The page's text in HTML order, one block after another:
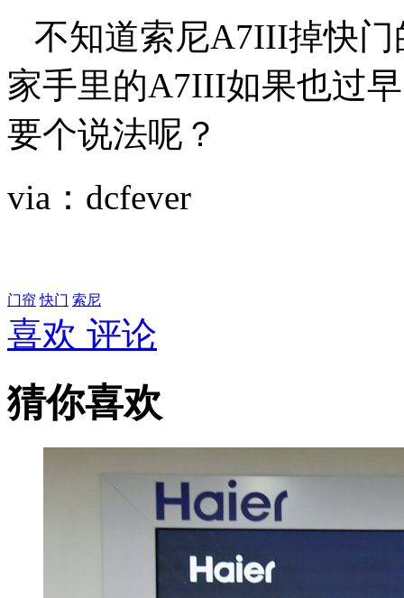
不知道索尼A7III掉快门
家手里的A7III如果也过
要个说法呢？
via：dcfever
门帘 快门 索尼
喜欢 评论
猜你喜欢